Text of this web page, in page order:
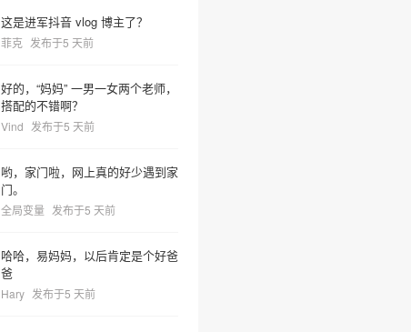
这是进军抖音 vlog 博主了？
菲克 发布于5 天前
好的，“妈妈” 一男一女两个老师，
搭配的不错啊？
Vind 发布于5 天前
哟，家门啦，网上真的好少遇到家
门。
全局变量 发布于5 天前
哈哈，易妈妈，以后肯定是个好爸
爸
Hary 发布于5 天前